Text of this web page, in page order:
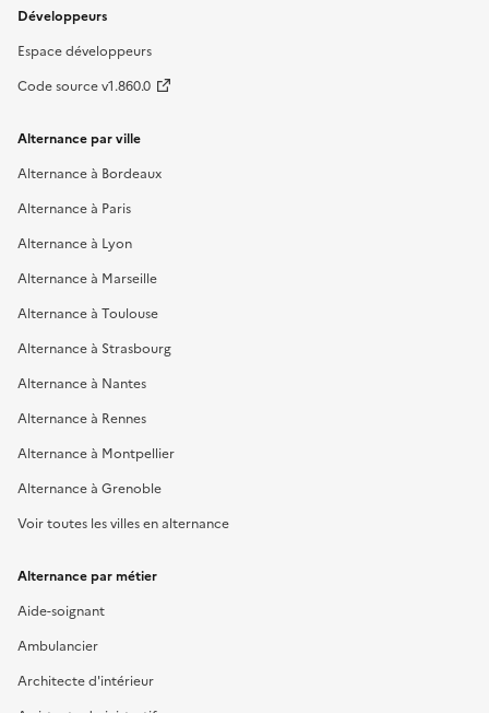
Développeurs
Espace développeurs
Code source v1.860.0
Alternance par ville
Alternance à Bordeaux
Alternance à Paris
Alternance à Lyon
Alternance à Marseille
Alternance à Toulouse
Alternance à Strasbourg
Alternance à Nantes
Alternance à Rennes
Alternance à Montpellier
Alternance à Grenoble
Voir toutes les villes en alternance
Alternance par métier
Aide-soignant
Ambulancier
Architecte d'intérieur